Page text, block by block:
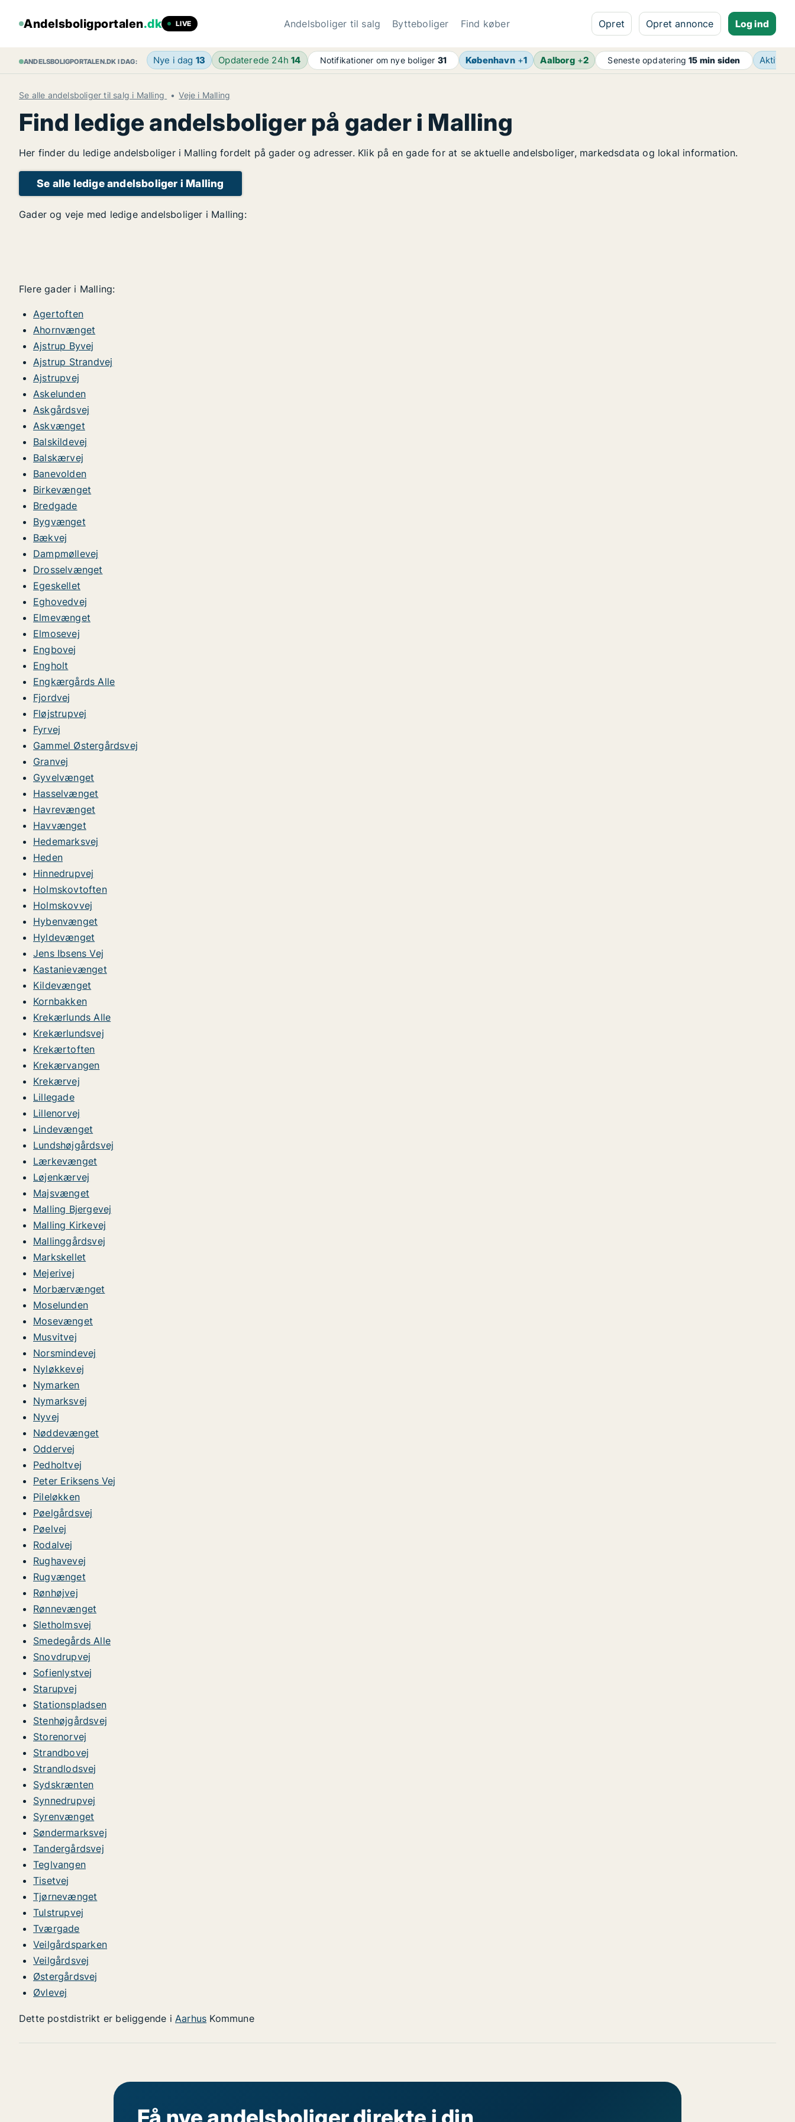
Andelsboligportalen.dk LIVE Andelsboliger til salg Bytteboliger Find køber Opret Opret annonce Log ind
ANDELSBOLIGPORTALEN.DK I DAG: Nye i dag 13 Opdaterede 24h14 Notifikationer om nye boliger 31 København+1 Aalborg+2 Seneste opdatering15 min siden Aktive
Se alle andelsboliger til salg i Malling Veje i Malling
Find ledige andelsboliger på gader i Malling
Her finder du ledige andelsboliger i Malling fordelt på gader og adresser. Klik på en gade for at se aktuelle andelsboliger, markedsdata og lokal information.
Se alle ledige andelsboliger i Malling
Gader og veje med ledige andelsboliger i Malling:
Flere gader i Malling:
Agertoften
Ahornvænget
Ajstrup Byvej
Ajstrup Strandvej
Ajstrupvej
Askelunden
Askgårdsvej
Askvænget
Balskildevej
Balskærvej
Banevolden
Birkevænget
Bredgade
Bygvænget
Bækvej
Dampmøllevej
Drosselvænget
Egeskellet
Eghovedvej
Elmevænget
Elmosevej
Engbovej
Engholt
Engkærgårds Alle
Fjordvej
Fløjstrupvej
Fyrvej
Gammel Østergårdsvej
Granvej
Gyvelvænget
Hasselvænget
Havrevænget
Havvænget
Hedemarksvej
Heden
Hinnedrupvej
Holmskovtoften
Holmskovvej
Hybenvænget
Hyldevænget
Jens Ibsens Vej
Kastanievænget
Kildevænget
Kornbakken
Krekærlunds Alle
Krekærlundsvej
Krekærtoften
Krekærvangen
Krekærvej
Lillegade
Lillenorvej
Lindevænget
Lundshøjgårdsvej
Lærkevænget
Løjenkærvej
Majsvænget
Malling Bjergevej
Malling Kirkevej
Mallinggårdsvej
Markskellet
Mejerivej
Morbærvænget
Moselunden
Mosevænget
Musvitvej
Norsmindevej
Nyløkkevej
Nymarken
Nymarksvej
Nyvej
Nøddevænget
Oddervej
Pedholtvej
Peter Eriksens Vej
Pileløkken
Pøelgårdsvej
Pøelvej
Rodalvej
Rughavevej
Rugvænget
Rønhøjvej
Rønnevænget
Sletholmsvej
Smedegårds Alle
Snovdrupvej
Sofienlystvej
Starupvej
Stationspladsen
Stenhøjgårdsvej
Storenorvej
Strandbovej
Strandlodsvej
Sydskrænten
Synnedrupvej
Syrenvænget
Søndermarksvej
Tandergårdsvej
Teglvangen
Tisetvej
Tjørnevænget
Tulstrupvej
Tværgade
Veilgårdsparken
Veilgårdsvej
Østergårdsvej
Øvlevej
Dette postdistrikt er beliggende i Aarhus Kommune